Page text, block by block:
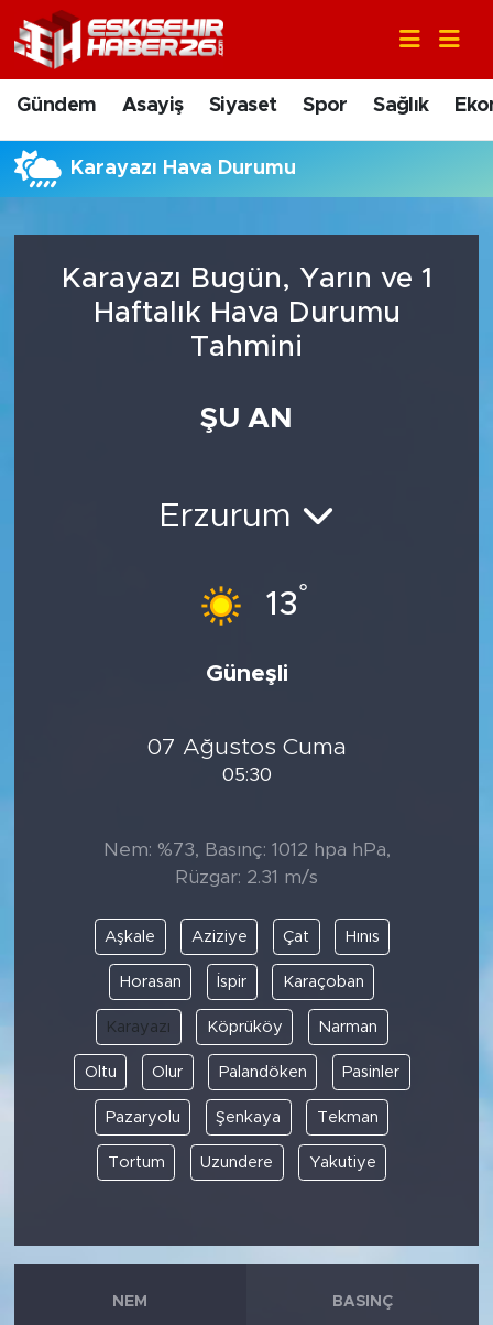
Gündem Asayiş Siyaset Spor Sağlık
Karayazı Hava Durumu
Karayazı Bugün, Yarın ve 1
Haftalık Hava Durumu
Tahmini
ŞU AN
Erzurum
13°
Güneşli
07 Ağustos Cuma
05:30
Nem: %73, Basınç: 1012 hpa hPa,
Rüzgar: 2.31 m/s
Aşkale Aziziye Çat Hınıs
Horasan İspir Karaçoban
Karayazı Köprüköy Narman
Oltu Olur Palandöken Pasinler
Pazaryolu Şenkaya Tekman
Tortum Uzundere Yakutiye
NEM BASINÇ
Gündem
Asayiş
Siyaset
Sağlık
Nöbetçi Eczaneler
Hava Durumu
Trafik Durumu
Tüm Manşetler